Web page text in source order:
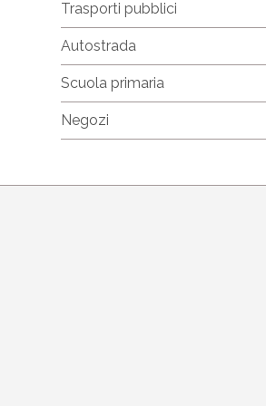
Trasporti pubblici
Autostrada
Scuola primaria
Negozi